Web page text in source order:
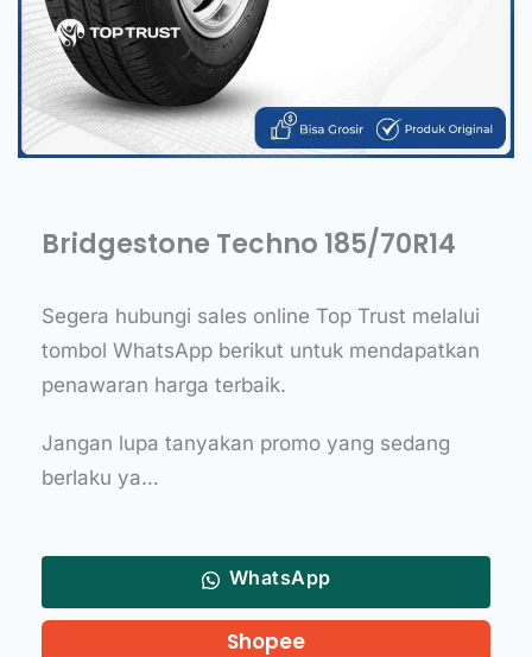
Bridgestone Techno 185/70R14
Segera hubungi sales online Top Trust melalui
tombol WhatsApp berikut untuk mendapatkan
penawaran harga terbaik.
Jangan lupa tanyakan promo yang sedang
berlaku ya…
WhatsApp
Shopee